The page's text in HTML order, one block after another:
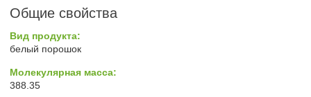
Общие свойства
Вид продукта:
белый порошок
Молекулярная масса:
388.35